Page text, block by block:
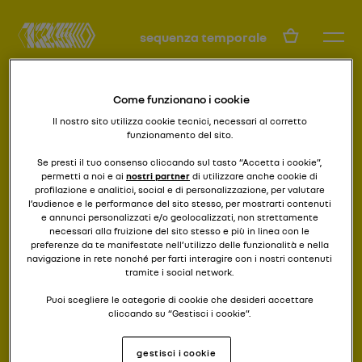
sequenza temporale IT
la teiera gialla
F1 RS 01
Come funzionano i cookie
Il nostro sito utilizza cookie tecnici, necessari al corretto
funzionamento del sito.
Se presti il tuo consenso cliccando sul tasto “Accetta i cookie”,
permetti a noi e ai nostri partner di utilizzare anche cookie di
profilazione e analitici, social e di personalizzazione, per valutare
l’audience e le performance del sito stesso, per mostrarti contenuti
e annunci personalizzati e/o geolocalizzati, non strettamente
necessari alla fruizione del sito stesso e più in linea con le
preferenze da te manifestate nell’utilizzo delle funzionalità e nella
navigazione in rete nonché per farti interagire con i nostri contenuti
tramite i social network.
Puoi scegliere le categorie di cookie che desideri accettare
cliccando su “Gestisci i cookie”.
Se chiudi il banner cliccando il pulsante posto in alto a destra,
continuerai a navigare senza accettare cookie diversi da quelli
gestisci i cookie